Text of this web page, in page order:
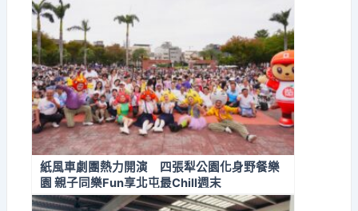
紙風車劇團熱力開演 四張犁公園化身野餐樂
園 親子同樂Fun享北屯最Chill週末